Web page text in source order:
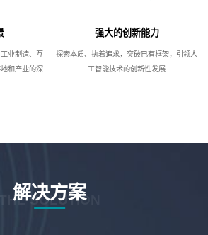
业制造、互
和产业的深
强大的创新能力
探索本质、执着追求，突破已有框架，引领人
工智能技术的创新性发展
解决方案
THE SOLUTION